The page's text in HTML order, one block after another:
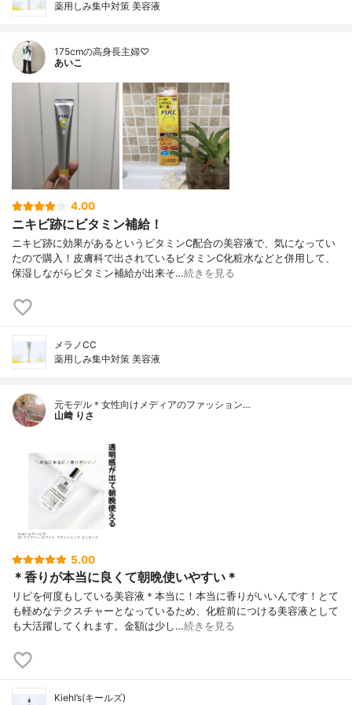
薬用しみ集中対策 美容液
175cmの高身長主婦♡
あいこ
4.00
ニキビ跡にビタミン補給！
ニキビ跡に効果があるというビタミンC配合の美容液で、気になってい
たので購入！皮膚科で出されているビタミンC化粧水などと併用して、
保湿しながらビタミン補給が出来そ…続きを見る
メラノCC
薬用しみ集中対策 美容液
元モデル＊女性向けメディアのファッション…
山﨑 りさ
5.00
＊香りが本当に良くて朝晩使いやすい＊
リピを何度もしている美容液＊本当に！本当に香りがいいんです！とて
も軽めなテクスチャーとなっているため、化粧前につける美容液として
も大活躍してくれます。金額は少し…続きを見る
Kiehl’s(キールズ)